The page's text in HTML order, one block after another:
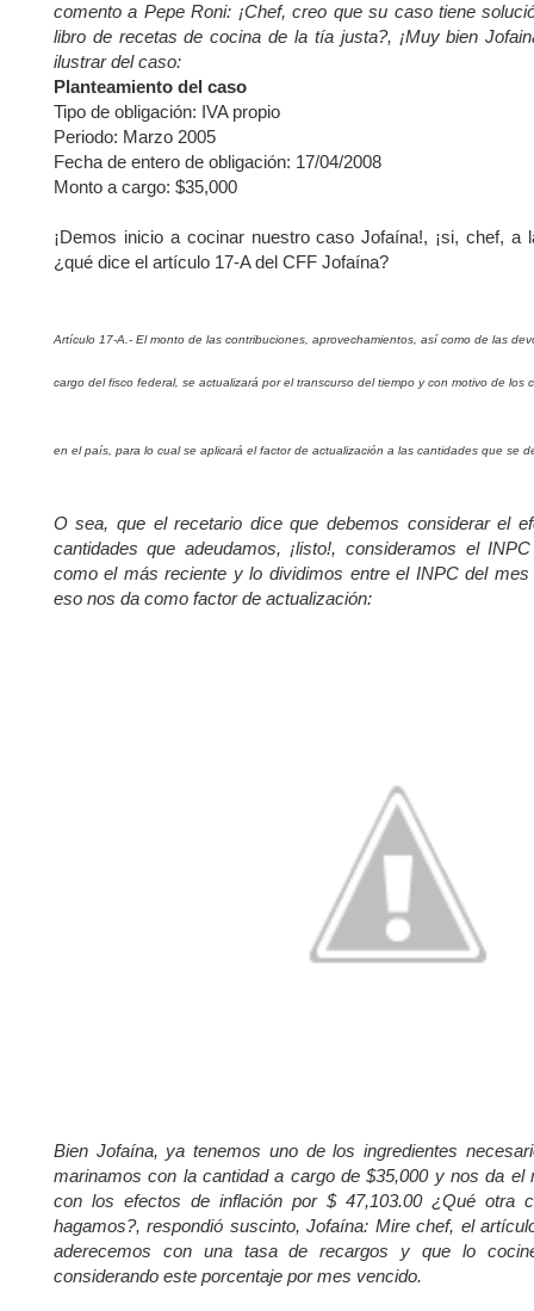
comento a Pepe Roni: ¡Chef, creo que su caso tiene
libro de recetas de cocina de la tía justa?, ¡Muy bien
ilustrar del caso:
Planteamiento del caso
Tipo de obligación: IVA propio
Periodo: Marzo 2005
Fecha de entero de obligación: 17/04/2008
Monto a cargo: $35,000
¡Demos inicio a cocinar nuestro caso Jofaína!, ¡si, chef, a
¿qué dice el artículo 17-A del CFF Jofaína?
Artículo 17-A.- El monto de las contribuciones, aprovechamientos, así como de las
cargo del fisco federal, se actualizará por el transcurso del tiempo y con motivo de los
en el país, para lo cual se aplicará el factor de actualización a las cantidades que se
O sea, que el recetario dice que debemos considerar el
cantidades que adeudamos, ¡listo!, consideramos el
como el más reciente y lo dividimos entre el INPC del mes
eso nos da como factor de actualización:
Bien Jofaína, ya tenemos uno de los ingredientes
marinamos con la cantidad a cargo de $35,000 y nos da el
con los efectos de inflación por $ 47,103.00 ¿Qué otra
hagamos?, respondió suscinto, Jofaína: Mire chef, el
aderecemos con una tasa de recargos y que lo
considerando este porcentaje por mes vencido.